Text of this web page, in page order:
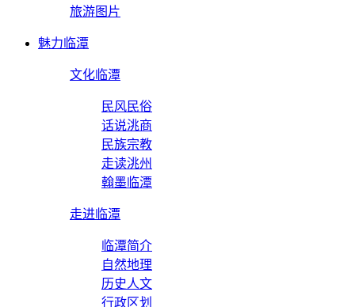
旅游图片
魅力临潭
文化临潭
民风民俗
话说洮商
民族宗教
走读洮州
翰墨临潭
走进临潭
临潭简介
自然地理
历史人文
行政区划